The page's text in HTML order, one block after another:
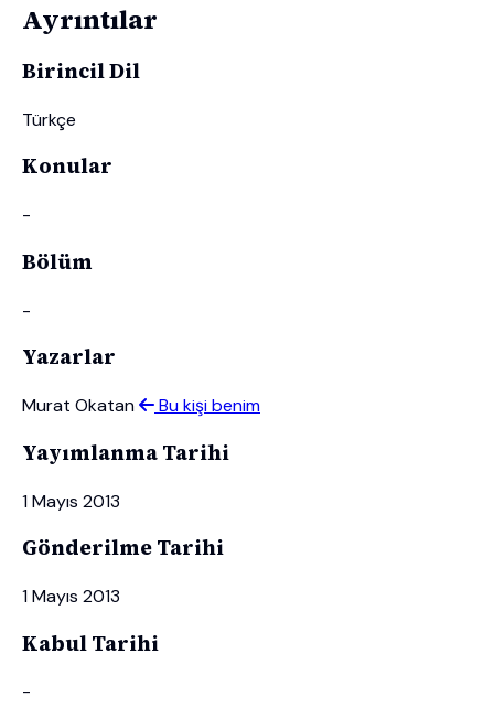
Ayrıntılar
Birincil Dil
Türkçe
Konular
-
Bölüm
-
Yazarlar
Murat Okatan Bu kişi benim
Yayımlanma Tarihi
1 Mayıs 2013
Gönderilme Tarihi
1 Mayıs 2013
Kabul Tarihi
-